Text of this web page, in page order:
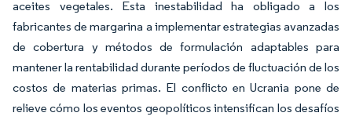
aceites vegetales. Esta inestabilidad ha obligado a los
fabricantes de margarina a implementar estrategias avanzadas
de cobertura y métodos de formulación adaptables para
mantener la rentabilidad durante períodos de fluctuación de los
costos de materias primas. El conflicto en Ucrania pone de
relieve cómo los eventos geopolíticos intensifican los desafíos